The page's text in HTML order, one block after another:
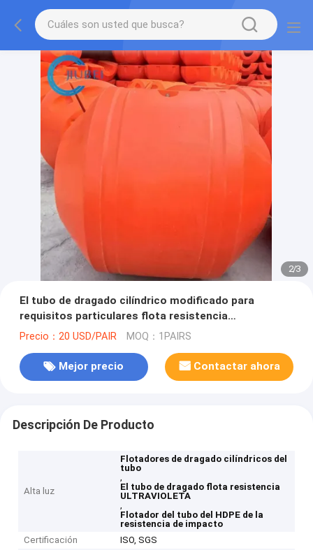
2/3
El tubo de dragado cilíndrico modificado para
requisitos particulares flota resistencia
ULTRAVIOLETA
Precio：20 USD/PAIR MOQ：1PAIRS
Mejor precio Contactar ahora
Descripción De Producto
Alta luz
Flotadores de dragado cilíndricos del
tubo
,
El tubo de dragado flota resistencia
ULTRAVIOLETA
,
Flotador del tubo del HDPE de la
resistencia de impacto
Certificación
ISO, SGS